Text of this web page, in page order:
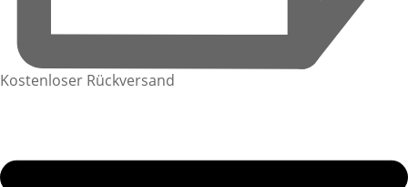
Kostenloser Rückversand